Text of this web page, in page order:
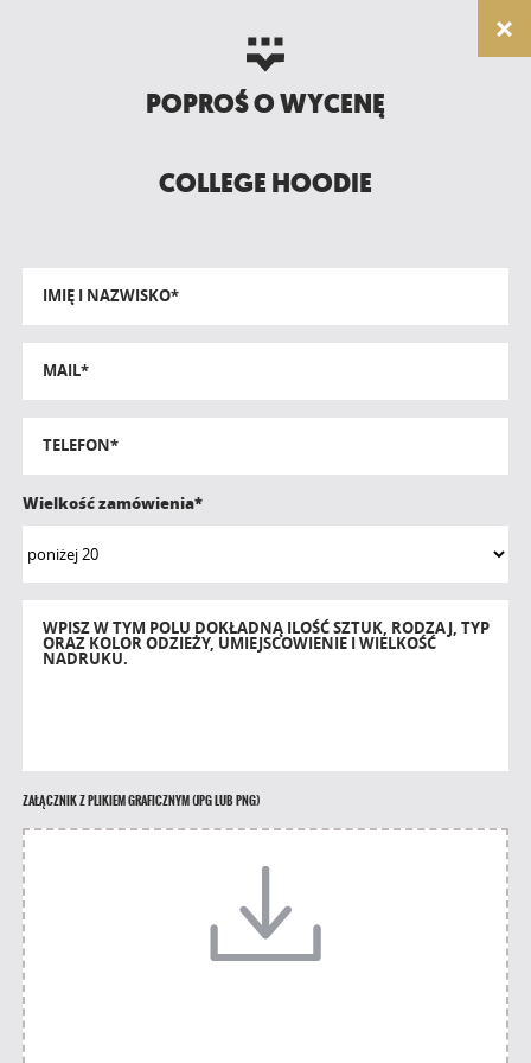
POPROŚ O WYCENĘ
COLLEGE HOODIE
IMIĘ I NAZWISKO*
MAIL*
TELEFON*
Wielkość zamówienia*
WPISZ W TYM POLU DOKŁADNĄ ILOŚĆ SZTUK, RODZAJ, TYP
ORAZ KOLOR ODZIEŻY, UMIEJSCOWIENIE I WIELKOŚĆ
NADRUKU.
ZAŁĄCZNIK Z PLIKIEM GRAFICZNYM (JPG LUB PNG)